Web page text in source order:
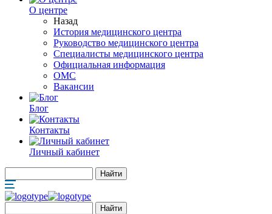
О центре
Назад
История медицинского центра
Руководство медицинского центра
Специалисты медицинского центра
Официальная информация
ОМС
Вакансии
Блог
Контакты
Личный кабинет